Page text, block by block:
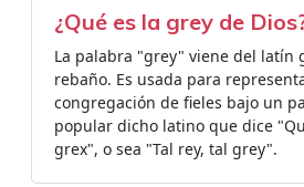
¿Qué es la grey de
La palabra "grey" viene del latín
rebaño. Es usada para
congregación de fieles bajo un
popular dicho latino que dice
grex", o sea "Tal rey, tal grey".